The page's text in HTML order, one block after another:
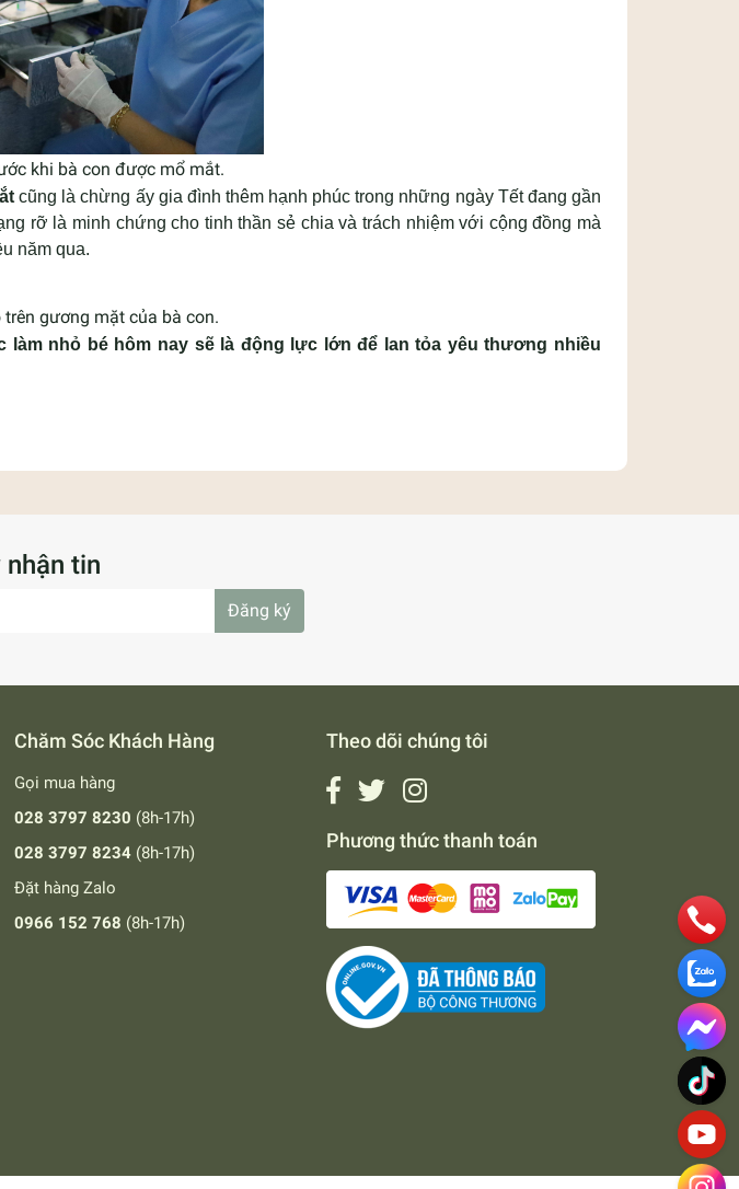
khi bà con được mổ mắt.
cũng là chừng ấy gia đình thêm hạnh phúc trong những ngày Tết đang gần
rỡ là minh chứng cho tinh thần sẻ chia và trách nhiệm với cộng đồng mà
năm qua.
gương mặt của bà con.
làm nhỏ bé hôm nay sẽ là động lực lớn để lan tỏa yêu thương nhiều
tin
Đăng ký
Chăm Sóc Khách Hàng
Gọi mua hàng
028 3797 8230 (8h-17h)
028 3797 8234 (8h-17h)
Đặt hàng Zalo
0966 152 768 (8h-17h)
Theo dõi chúng tôi
Phương thức thanh toán